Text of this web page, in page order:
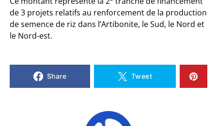
de 3 projets relatifs au renforcement de la production
de semence de riz dans l’Artibonite, le Sud, le Nord et
le Nord-est.
Share Tweet